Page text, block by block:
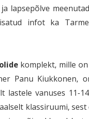
lapsepõlve
infot ka
komplekt, mille
Panu Kiukkonen,
lastele vanuses 11-
klassiruumi, sest